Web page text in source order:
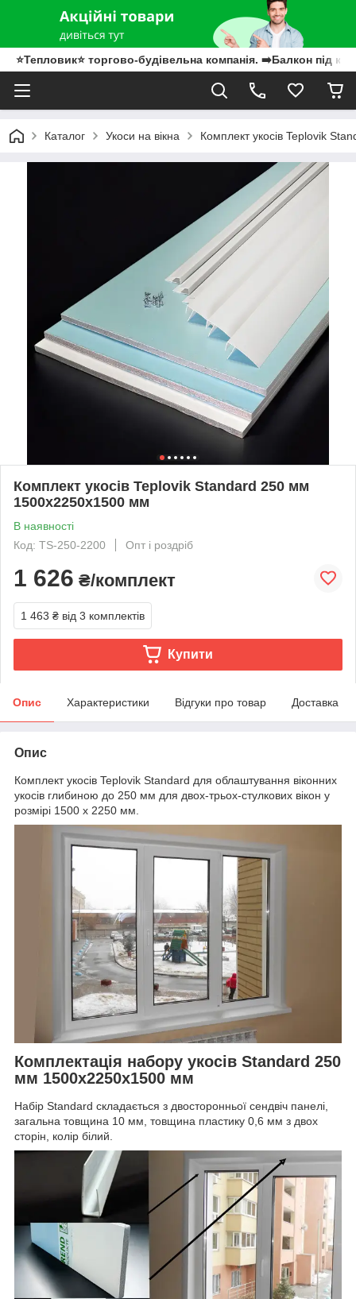
⭐Тепловик⭐ торгово-будівельна компанія. ➡️Балкон під
Каталог Укоси на вікна Комплект укосів Teplovik
Комплект укосів Teplovik Standard 250 мм
1500х2250х1500 мм
В наявності
Код: TS-250-2200
Опт і роздріб
1 626 ₴/комплект
1 463 ₴ від 3 комплектів
Купити
Опис Характеристики Відгуки про товар Доставка
Опис
Комплект укосів Teplovik Standard для облаштування віконних
укосів глибиною до 250 мм для двох-трьох-стулкових вікон у
розмірі 1500 х 2250 мм.
Комплектація набору укосів Standard 250
мм 1500х2250х1500 мм
Набір Standard складається з двосторонньої сендвіч панелі,
загальна товщина 10 мм, товщина пластику 0,6 мм з двох
сторін, колір білий.